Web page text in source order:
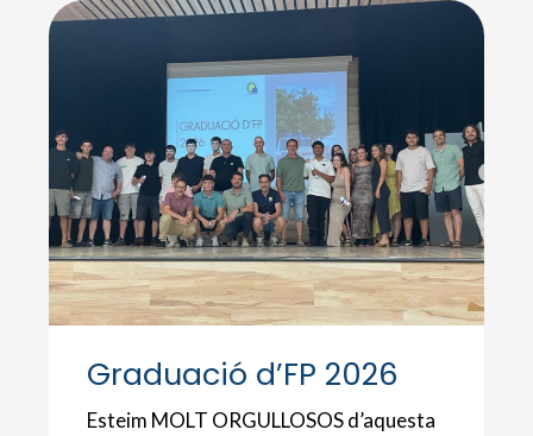
Graduació d’FP 2026
Esteim MOLT ORGULLOSOS d’aquesta